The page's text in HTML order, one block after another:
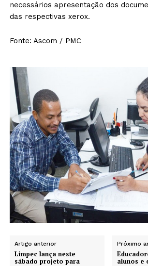
necessários apresentação dos
das respectivas xerox.
Fonte: Ascom / PMC
Artigo anterior
Limpec lança neste
sábado projeto para
Próximo
alunos e